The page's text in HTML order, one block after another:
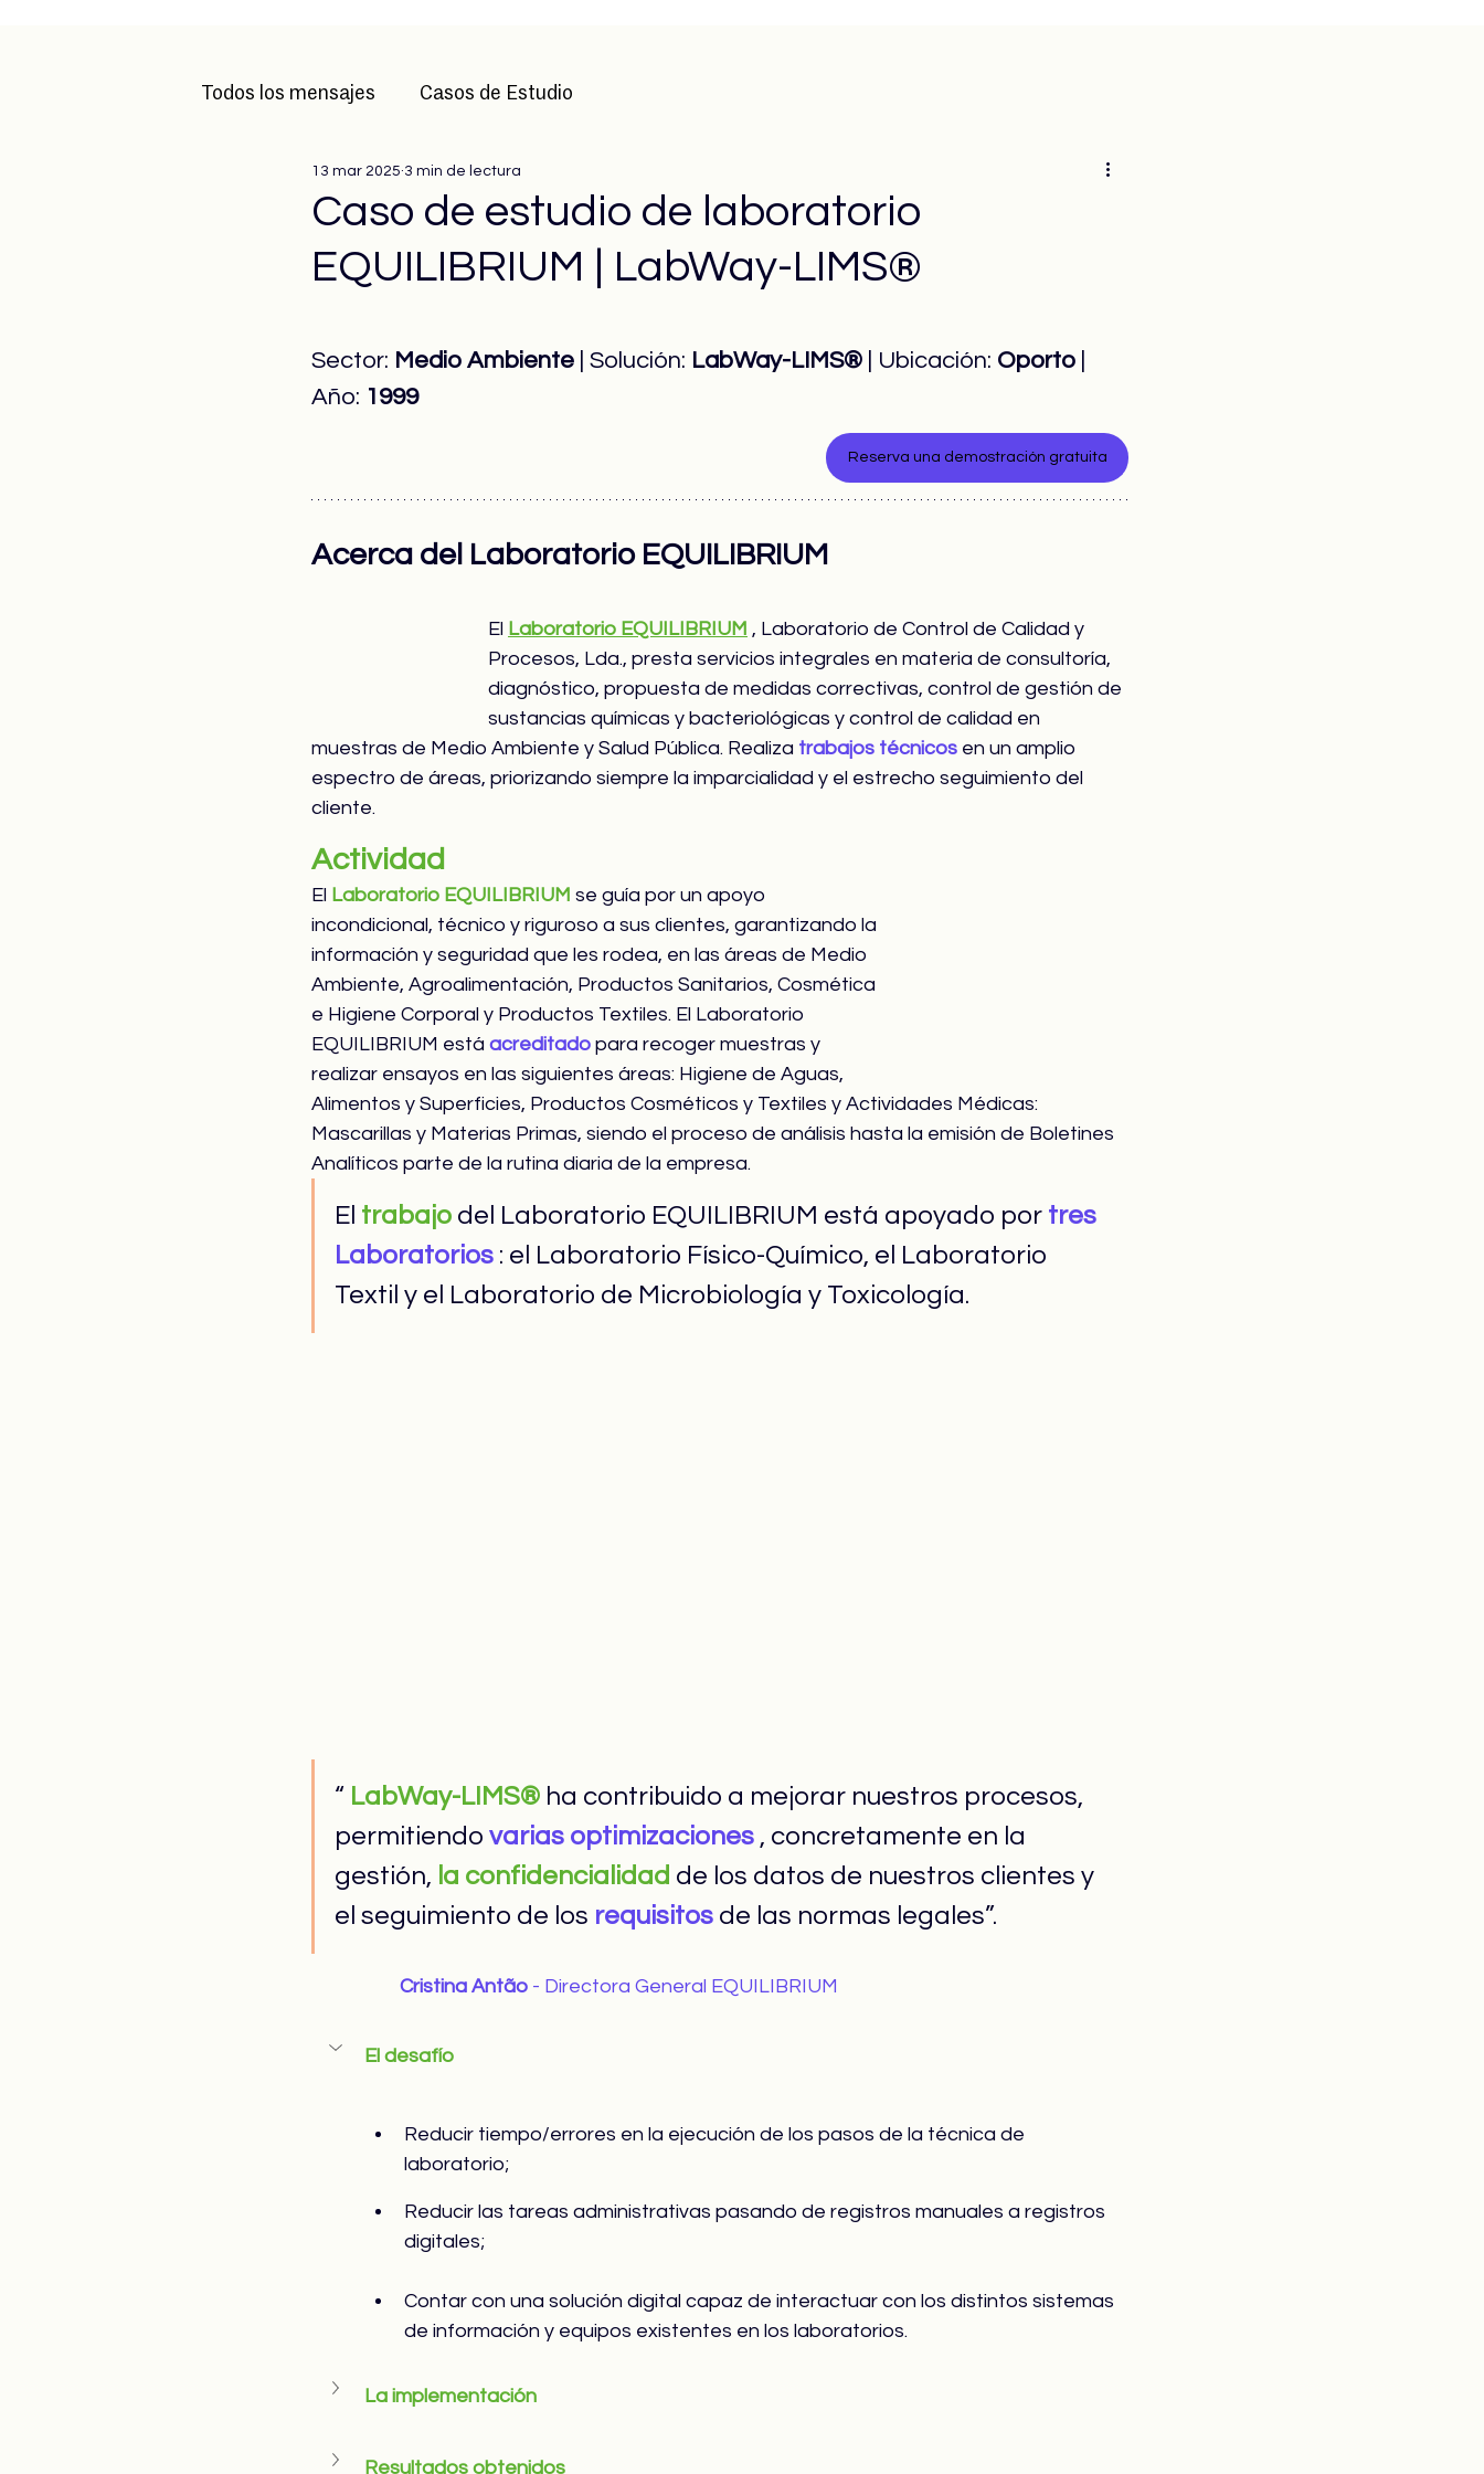
Todos los mensajes Casos de Estudio
Caso de estudio de laboratorio
EQUILIBRIUM | LabWay-LIMS®
13 mar 2025 3 min de lectura
Sector: Medio Ambiente | Solución: LabWay-LIMS® | Ubicación: Oporto
Año: 1999
Reserva una demostración gratuita
Acerca del Laboratorio EQUILIBRIUM
El Laboratorio EQUILIBRIUM , Laboratorio de Control de Calidad y
Procesos, Lda., presta servicios integrales en materia de consultoría,
diagnóstico, propuesta de medidas correctivas, control de gestión de
sustancias químicas y bacteriológicas y control de calidad en
muestras de Medio Ambiente y Salud Pública. Realiza trabajos técnicos en un amplio
espectro de áreas, priorizando siempre la imparcialidad y el estrecho seguimiento del
cliente.
Actividad
El Laboratorio EQUILIBRIUM se guía por un apoyo
incondicional, técnico y riguroso a sus clientes, garantizando la
información y seguridad que les rodea, en las áreas de Medio
Ambiente, Agroalimentación, Productos Sanitarios, Cosmética
e Higiene Corporal y Productos Textiles. El Laboratorio
EQUILIBRIUM está acreditado para recoger muestras y
realizar ensayos en las siguientes áreas: Higiene de Aguas,
Alimentos y Superficies, Productos Cosméticos y Textiles y Actividades Médicas:
Mascarillas y Materias Primas, siendo el proceso de análisis hasta la emisión de Boletines
Analíticos parte de la rutina diaria de la empresa.
El trabajo del Laboratorio EQUILIBRIUM está apoyado por tres
Laboratorios : el Laboratorio Físico-Químico, el Laboratorio
Textil y el Laboratorio de Microbiología y Toxicología.
“ LabWay-LIMS® ha contribuido a mejorar nuestros procesos,
permitiendo varias optimizaciones , concretamente en la
gestión, la confidencialidad de los datos de nuestros clientes y
el seguimiento de los requisitos de las normas legales”.
Cristina Antão - Directora General EQUILIBRIUM
El desafío
Reducir tiempo/errores en la ejecución de los pasos de la técnica de
laboratorio;
Reducir las tareas administrativas pasando de registros manuales a registros
digitales;
Contar con una solución digital capaz de interactuar con los distintos sistemas
de información y equipos existentes en los laboratorios.
La implementación
Resultados obtenidos